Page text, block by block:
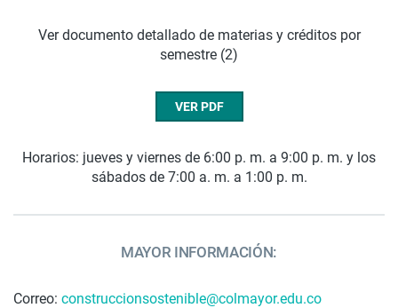
Ver documento detallado de materias y créditos por
semestre (2)
VER PDF
Horarios: jueves y viernes de 6:00 p. m. a 9:00 p. m. y los
sábados de 7:00 a. m. a 1:00 p. m.
MAYOR INFORMACIÓN:
Correo: construccionsostenible@colmayor.edu.co